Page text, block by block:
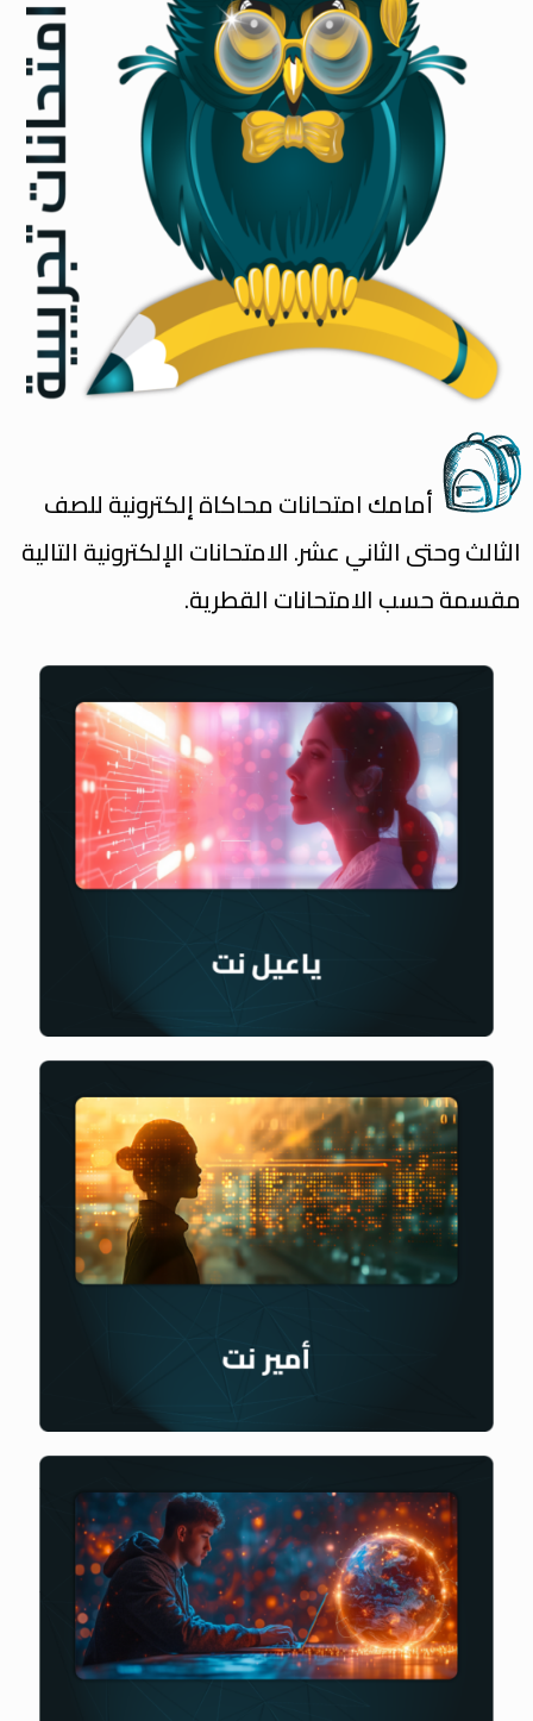
أمامك امتحانات محاكاة إلكترونية للصف
الثالث وحتى الثاني عشر. الامتحانات الإلكترونية التالية
مقسمة حسب الامتحانات القطرية.